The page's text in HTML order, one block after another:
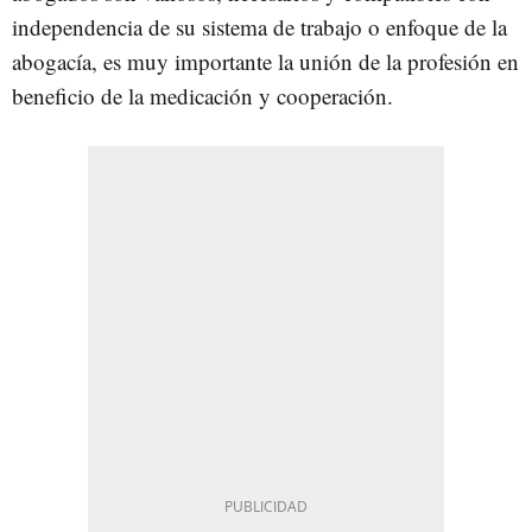
independencia de su sistema de trabajo o enfoque de la
abogacía, es muy importante la unión de la profesión en
beneficio de la medicación y cooperación.